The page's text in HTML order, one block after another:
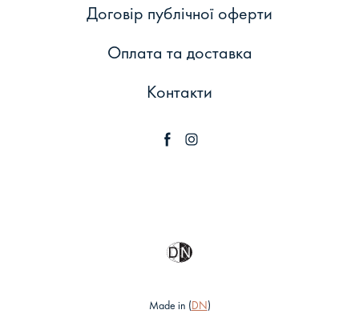
Договір публічної оферти
Оплата та доставка
Контакти
Made in (DN)